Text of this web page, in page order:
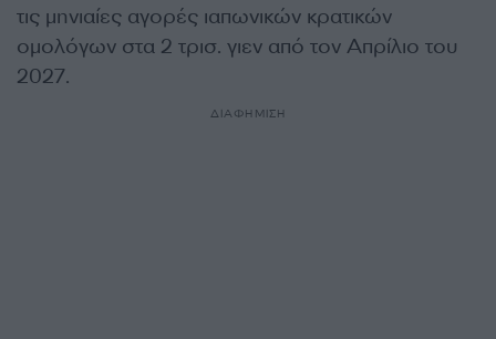
τις μηνιαίες αγορές ιαπωνικών κρατικών
ομολόγων στα 2 τρισ. γιεν από τον Απρίλιο του
2027.
ΔΙΑΦΗΜΙΣΗ